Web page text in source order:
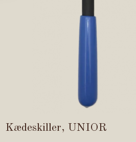
Kædeskiller, UNIOR